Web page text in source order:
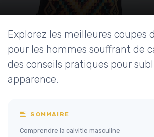
Explorez les meilleures coupes
pour les hommes souffrant de
des conseils pratiques pour
apparence.
SOMMAIRE
Comprendre la calvitie masculine